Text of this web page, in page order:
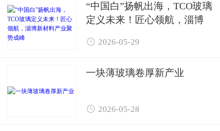
“中国白”扬帆出海，TCO玻璃
定义未来！匠心领航，淄博
 2026-05-29
一块薄玻璃卷厚新产业
 2026-05-28